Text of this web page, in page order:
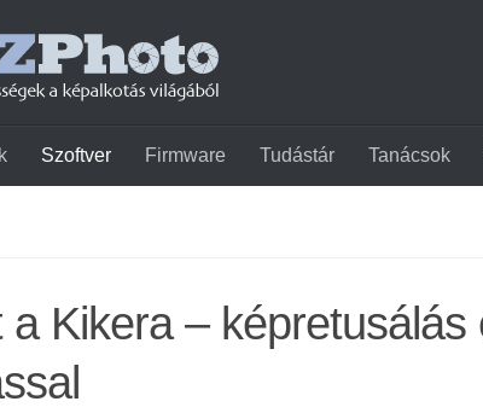
Szoftver Firmware Tudástár Tanácsok
a Kikera – képretusálás